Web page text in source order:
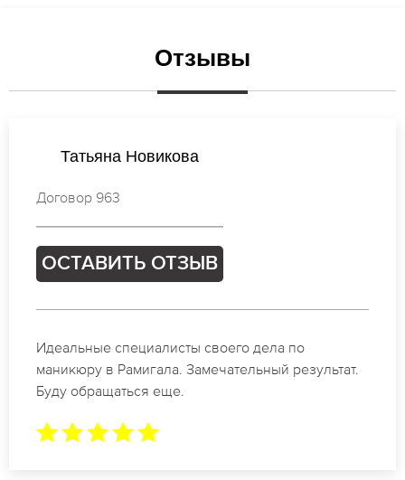
Отзывы
Ирина Иванова
Договор 942
ОСТАВИТЬ ОТЗЫВ
Спасибо огромное. Заказывала маникюр на день
рождение в Рамигала. За 1.5 часа все было
готово.